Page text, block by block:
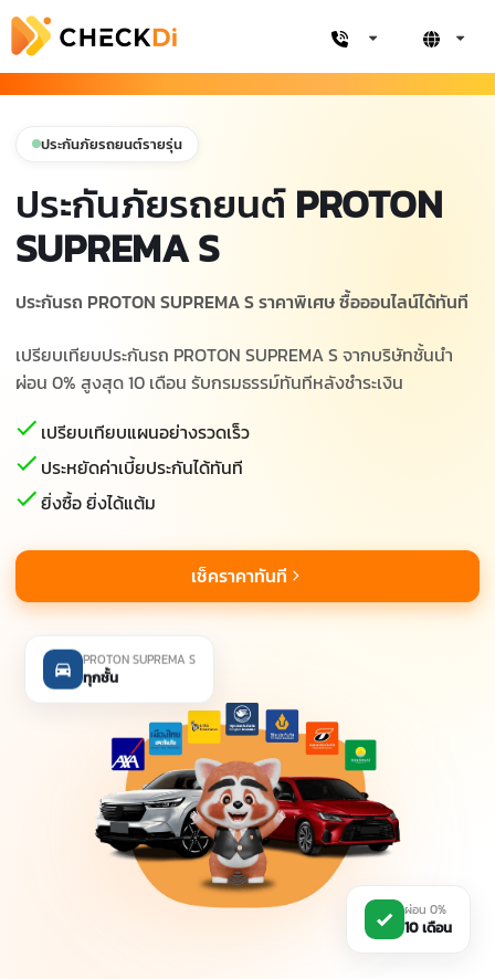
ประกันภัยรถยนต์รายรุ่น
ประกันภัยรถยนต์PROTON
SUPREMA S
ประกันรถ PROTON SUPREMA S ราคาพิเศษ ซื้อออนไลน์ได้ทันที
เปรียบเทียบประกันรถ PROTON SUPREMA S จากบริษัทชั้นนำ
ผ่อน 0% สูงสุด 10 เดือน รับกรมธรรม์ทันทีหลังชำระเงิน
เปรียบเทียบแผนอย่างรวดเร็ว
ประหยัดค่าเบี้ยประกันได้ทันที
ยิ่งซื้อ ยิ่งได้แต้ม
เช็คราคาทันที
PROTON SUPREMA S
ทุกชั้น
ผ่อน 0%
10 เดือน